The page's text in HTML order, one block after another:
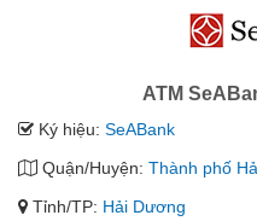
ATM
Ký hiệu: SeABank
Quận/Huyện: Thành phố
Tỉnh/TP: Hải Dương